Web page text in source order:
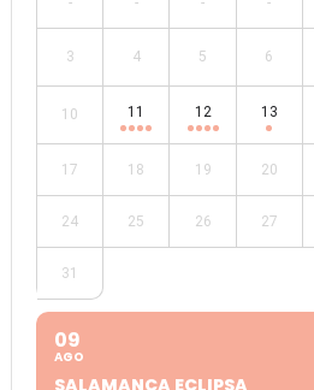
3 4 5 6
10 11 12 13
17 18 19 20
24 25 26 27
31
09
AGO
SALAMANCA ECLIPSA